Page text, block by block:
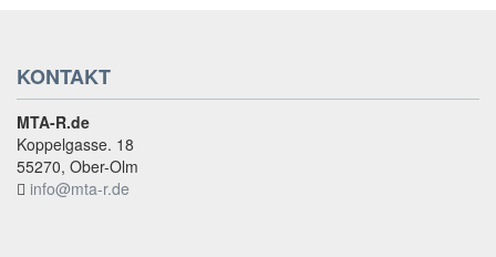
KONTAKT
MTA-R.de
Koppelgasse. 18
55270, Ober-Olm
info@mta-r.de